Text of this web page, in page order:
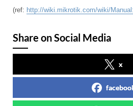
(ref: http://wiki.mikrotik.com/wiki/
Share on Social Media
x